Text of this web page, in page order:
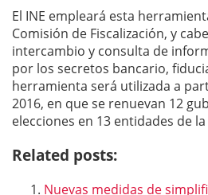
El INE empleará esta
Comisión de Fiscalización, y
intercambio y consulta de
por los secretos bancario,
herramienta será utilizada a
2016, en que se renuevan 12
elecciones en 13 entidades de
Related posts:
Nuevas medidas de